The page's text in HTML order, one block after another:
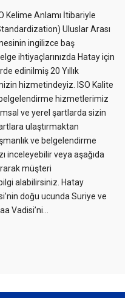
Kelime Anlamı İtibariyle
Uluslar Arası
ingilizce baş
ihtiyaçlarınızda Hatay için
edinilmiş 20 Yıllık
hizmetindeyiz. ISO Kalite
belgelendirme hizmetlerimiz
ve yerel şartlarda sizin
ulaştırmaktan
ve belgelendirme
inceleyebilir veya aşağıda
müşteri
alabilirsiniz. Hatay
doğu ucunda Suriye ve
Vadisi’ni…